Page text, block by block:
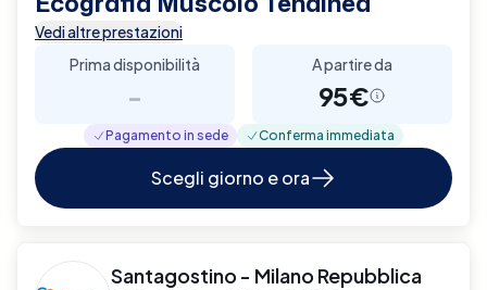
Vedi altre prestazioni
Prima disponibilità
-
A partire da
95€
Pagamento in sede Conferma immediata
Scegli giorno e ora
Santagostino - Milano Repubblica